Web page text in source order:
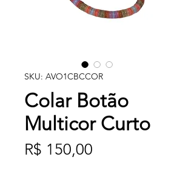
SKU: AVO1CBCCOR
Colar Botão
Multicor Curto
R$ 150,00